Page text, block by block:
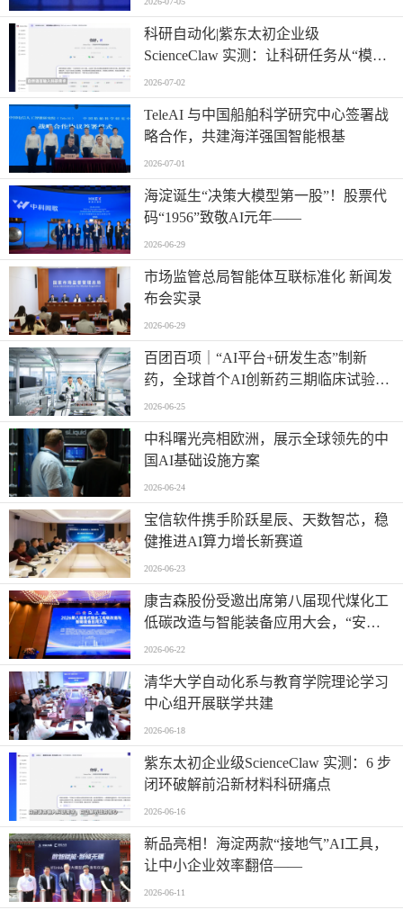
科研自动化|紫东太初企业级
ScienceClaw 实测：让科研任务从“模糊
提问”走向“精准执行”
2026-07-02
TeleAI 与中国船舶科学研究中心签署战
略合作，共建海洋强国智能根基
2026-07-01
海淀诞生“决策大模型第一股”！股票代
码“1956”致敬AI元年——
2026-06-29
市场监管总局智能体互联标准化 新闻发
布会实录
2026-06-29
百团百项｜“AI平台+研发生态”制新
药，全球首个AI创新药三期临床试验将
启动
2026-06-25
中科曙光亮相欧洲，展示全球领先的中
国AI基础设施方案
2026-06-24
宝信软件携手阶跃星辰、天数智芯，稳
健推进AI算力增长新赛道
2026-06-23
康吉森股份受邀出席第八届现代煤化工
低碳改造与智能装备应用大会，“安全
+智能”赋能行业数智低碳新未来
2026-06-22
清华大学自动化系与教育学院理论学习
中心组开展联学共建
2026-06-18
紫东太初企业级ScienceClaw 实测：6 步
闭环破解前沿新材料科研痛点
2026-06-16
新品亮相！海淀两款“接地气”AI工具，
让中小企业效率翻倍——
2026-06-11